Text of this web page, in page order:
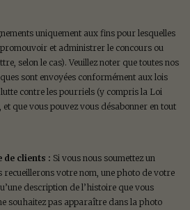
uniquement aux fins pour lesquelles
et administrer le concours ou
selon le cas). Veuillez noter que toutes nos
sont envoyées conformément aux lois
contre les pourriels (y compris la Loi
que vous pouvez vous désabonner en tout
de clients : Si vous nous soumettez un
recueillerons votre nom, une photo de votre
description de l’histoire que vous
souhaitez pas apparaître dans la photo